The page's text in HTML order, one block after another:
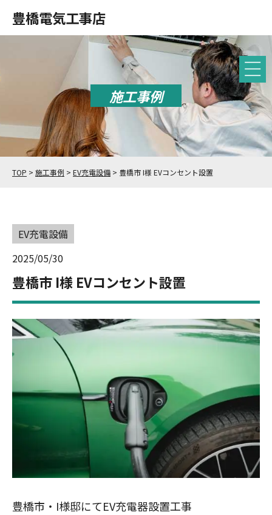
豊橋電気工事店
施工事例
TOP > 施工事例 > EV充電設備 > 豊橋市 I様 EVコンセント設置
EV充電設備
2025/05/30
豊橋市 I様 EVコンセント設置
豊橋市・I様邸にてEV充電器設置工事